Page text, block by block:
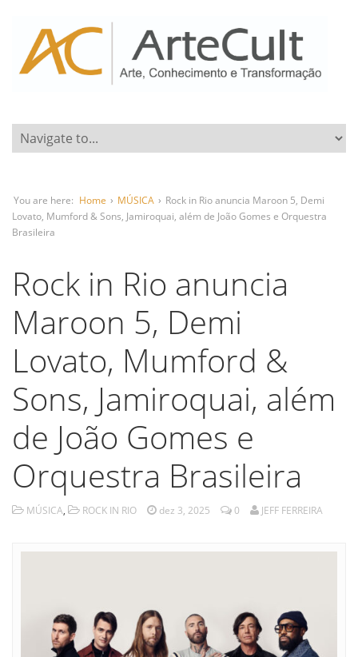
You are here: Home › MÚSICA › Rock in Rio anuncia Maroon 5, Demi
Lovato, Mumford & Sons, Jamiroquai, além de João Gomes e Orquestra
Brasileira
Rock in Rio anuncia
Maroon 5, Demi
Lovato, Mumford &
Sons, Jamiroquai, além
de João Gomes e
Orquestra Brasileira
MÚSICA, ROCK IN RIO dez 3, 2025 0 JEFF FERREIRA